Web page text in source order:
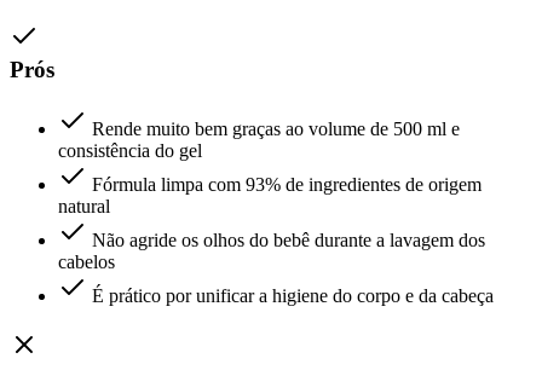
Prós
Rende muito bem graças ao volume de 500 ml e
consistência do gel
Fórmula limpa com 93% de ingredientes de origem
natural
Não agride os olhos do bebê durante a lavagem dos
cabelos
É prático por unificar a higiene do corpo e da cabeça